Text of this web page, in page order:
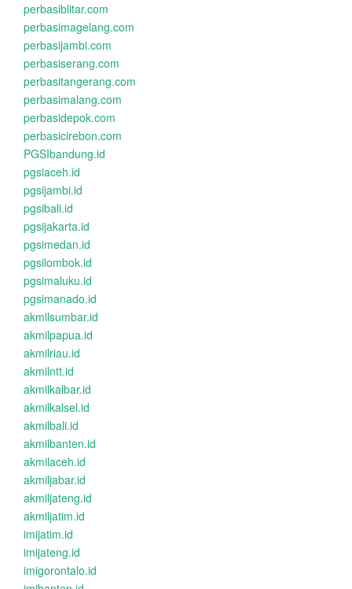
perbasiblitar.com
perbasimagelang.com
perbasijambi.com
perbasiserang.com
perbasitangerang.com
perbasimalang.com
perbasidepok.com
perbasicirebon.com
PGSIbandung.id
pgsiaceh.id
pgsijambi.id
pgsibali.id
pgsijakarta.id
pgsimedan.id
pgsilombok.id
pgsimaluku.id
pgsimanado.id
akmilsumbar.id
akmilpapua.id
akmilriau.id
akmilntt.id
akmilkalbar.id
akmilkalsel.id
akmilbali.id
akmilbanten.id
akmilaceh.id
akmiljabar.id
akmiljateng.id
akmiljatim.id
imijatim.id
imijateng.id
imigorontalo.id